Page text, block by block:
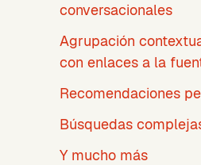
conversacionales
Agrupación
con enlaces a la
Recomendaciones
Búsquedas
Y mucho más